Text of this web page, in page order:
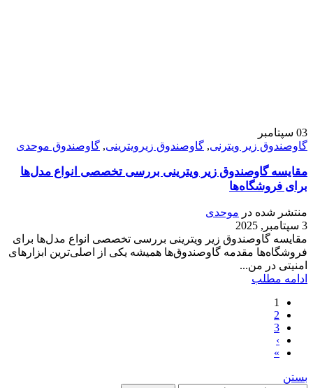
03 سپتامبر
گاوصندوق زیر ویترنی, گاوصندوق زیرویترینی, گاوصندوق موحدی
مقایسه گاوصندوق زیر ویترینی بررسی تخصصی انواع مدل‌ها
برای فروشگاه‌ها
منتشر شده در موحدی
3 سپتامبر, 2025
مقایسه گاوصندوق زیر ویترینی بررسی تخصصی انواع مدل‌ها برای
فروشگاه‌ها مقدمه گاوصندوق‌ها همیشه یکی از اصلی‌ترین ابزارهای
امنیتی در من...
ادامه مطلب
1
2
3
›
»
بستن